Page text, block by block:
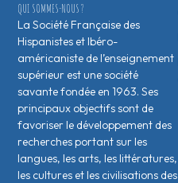
QUI SOMMES-NOUS ?
La Société Française des
Hispanistes et Ibéro-
américaniste de l’enseignement
supérieur est une société
savante fondée en 1963. Ses
principaux objectifs sont de
favoriser le développement des
recherches portant sur les
langues, les arts, les littératures,
les cultures et les civilisations des